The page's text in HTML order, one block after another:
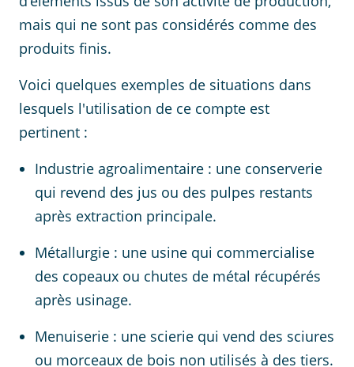
mais qui ne sont pas considérés comme des
produits finis.
Voici quelques exemples de situations dans
lesquels l'utilisation de ce compte est
pertinent :
Industrie agroalimentaire : une conserverie
qui revend des jus ou des pulpes restants
après extraction principale.
Métallurgie : une usine qui commercialise
des copeaux ou chutes de métal récupérés
après usinage.
Menuiserie : une scierie qui vend des sciures
ou morceaux de bois non utilisés à des tiers.